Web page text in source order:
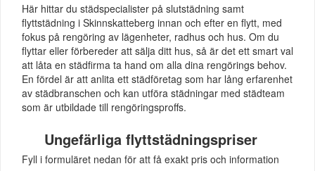
Här hittar du städspecialister på slutstädning samt
flyttstädning i Skinnskatteberg innan och efter en flytt, med
fokus på rengöring av lägenheter, radhus och hus. Om du
flyttar eller förbereder att sälja ditt hus, så är det ett smart val
att låta en städfirma ta hand om alla dina rengörings behov.
En fördel är att anlita ett städföretag som har lång erfarenhet
av städbranschen och kan utföra städningar med städteam
som är utbildade till rengöringsproffs.
Ungefärliga flyttstädningspriser
Fyll i formuläret nedan för att få exakt pris och information